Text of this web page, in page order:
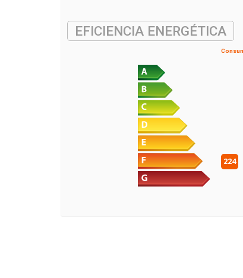
EFICIENCIA ENERGÉTICA
224